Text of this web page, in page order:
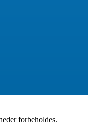
forbeholdes.